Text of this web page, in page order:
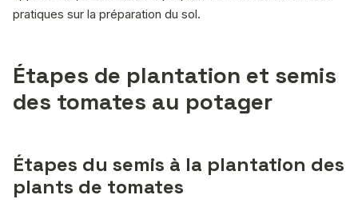
pratiques sur la préparation du sol.
Étapes de plantation et semis
des tomates au potager
Étapes du semis à la plantation des
plants de tomates